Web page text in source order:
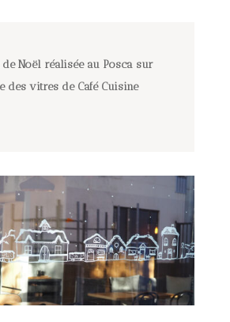
Noël réalisée au Posca sur
des vitres de Café Cuisine